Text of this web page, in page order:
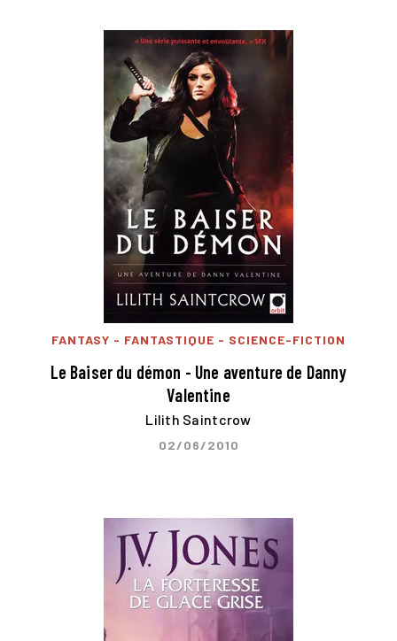
FANTASY - FANTASTIQUE - SCIENCE-FICTION
Le Baiser du démon - Une aventure de Danny
Valentine
Lilith Saintcrow
02/06/2010